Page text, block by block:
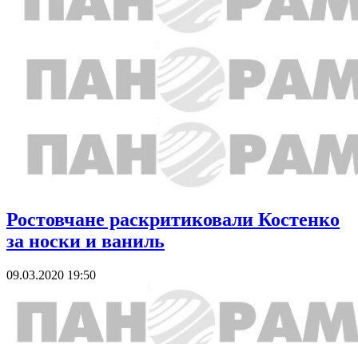
Ростовчане раскритиковали Костенко
за носки и ваниль
09.03.2020 19:50